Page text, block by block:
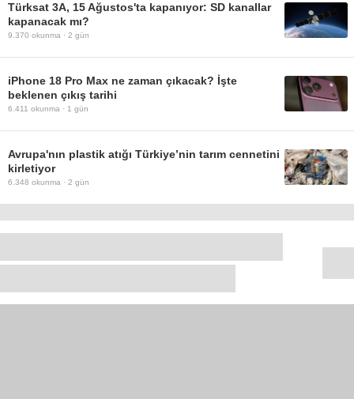
Türksat 3A, 15 Ağustos'ta kapanıyor: SD kanallar
kapanacak mı?
9.370 okunma · 2 gün
iPhone 18 Pro Max ne zaman çıkacak? İşte
beklenen çıkış tarihi
6.411 okunma · 1 gün
Avrupa'nın plastik atığı Türkiye’nin tarım cennetini
kirletiyor
6.348 okunma · 2 gün